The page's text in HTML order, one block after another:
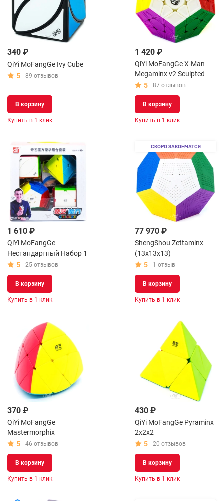
340 ₽
QiYi MoFangGe Ivy Cube
5
89 отзывов
В корзину
Купить в 1 клик
1 420 ₽
QiYi MoFangGe X-Man
Megaminx v2 Sculpted
5
87 отзывов
В корзину
Купить в 1 клик
1 610 ₽
QiYi MoFangGe
Нестандартный Набор 1
5
25 отзывов
В корзину
Купить в 1 клик
СКОРО ЗАКОНЧАТСЯ
77 970 ₽
ShengShou Zettaminx
(13x13x13)
5
1 отзыв
В корзину
Купить в 1 клик
370 ₽
QiYi MoFangGe
Mastermorphix
5
46 отзывов
В корзину
Купить в 1 клик
430 ₽
QiYi MoFangGe Pyraminx
2x2x2
5
20 отзывов
В корзину
Купить в 1 клик